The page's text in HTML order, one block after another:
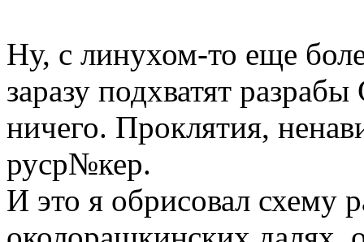
Ну, с линухом-то еще
заразу подхватят
ничего. Проклятия,
руср№кер.
И это я обрисовал схему